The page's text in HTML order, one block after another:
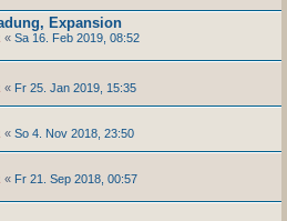
Expansion
« Sa 16. Feb 2019, 08:52
« Fr 25. Jan 2019, 15:35
« So 4. Nov 2018, 23:50
« Fr 21. Sep 2018, 00:57